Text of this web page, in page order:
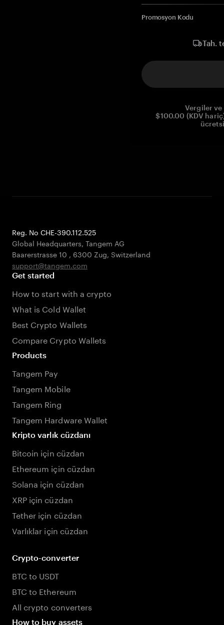
Promosyon Kodu
Tah.
Vergiler
$100.00 (KDV
Reg. No CHE-390.112.525
Global Headquarters, Tangem AG
Baarerstrasse 10 , 6300 Zug, Switzerland
support@tangem.com
Get started
How to start with a crypto
What is Cold Wallet
Best Crypto Wallets
Compare Crypto Wallets
Products
Tangem Pay
Tangem Mobile
Tangem Ring
Tangem Hardware Wallet
Kripto varlık cüzdanı
Bitcoin için cüzdan
Ethereum için cüzdan
Solana için cüzdan
XRP için cüzdan
Tether için cüzdan
Varlıklar için cüzdan
Crypto-converter
BTC to USDT
BTC to Ethereum
All crypto converters
How to buy assets